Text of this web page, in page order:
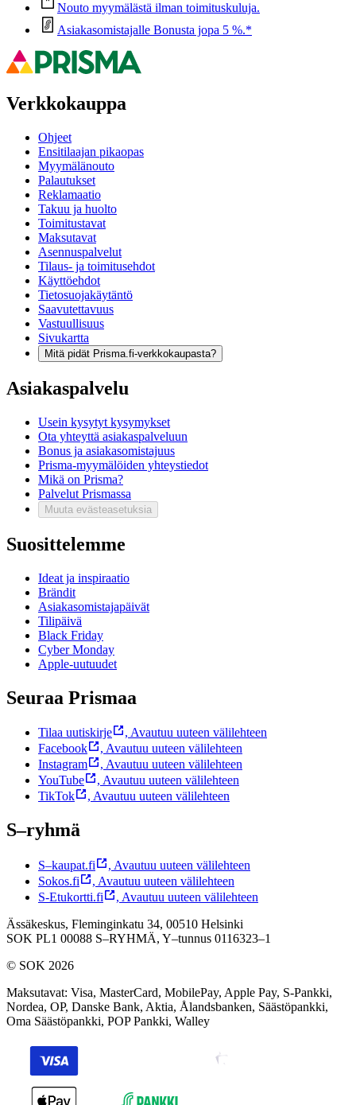
Nouto myymälästä ilman toimituskuluja.
Asiakasomistajalle Bonusta jopa 5 %.*
Verkkokauppa
Ohjeet
Ensitilaajan pikaopas
Myymälänouto
Palautukset
Reklamaatio
Takuu ja huolto
Toimitustavat
Maksutavat
Asennuspalvelut
Tilaus- ja toimitusehdot
Käyttöehdot
Tietosuojakäytäntö
Saavutettavuus
Vastuullisuus
Sivukartta
Mitä pidät Prisma.fi-verkkokaupasta?
Asiakaspalvelu
Usein kysytyt kysymykset
Ota yhteyttä asiakaspalveluun
Bonus ja asiakasomistajuus
Prisma-myymälöiden yhteystiedot
Mikä on Prisma?
Palvelut Prismassa
Muuta evästeasetuksia
Suosittelemme
Ideat ja inspiraatio
Brändit
Asiakasomistajapäivät
Tilipäivä
Black Friday
Cyber Monday
Apple-uutuudet
Seuraa Prismaa
Tilaa uutiskirje , Avautuu uuteen välilehteen
Facebook
, Avautuu uuteen välilehteen
Instagram
, Avautuu uuteen välilehteen
YouTube
, Avautuu uuteen välilehteen
TikTok
, Avautuu uuteen välilehteen
S–ryhmä
S–kaupat.fi , Avautuu uuteen välilehteen
Sokos.fi
, Avautuu uuteen välilehteen
S-Etukortti.fi
, Avautuu uuteen välilehteen
Ässäkeskus, Fleminginkatu 34, 00510 Helsinki
SOK PL1 00088 S–RYHMÄ, Y–tunnus 0116323–1
© SOK 2026
Maksutavat: Visa, MasterCard, MobilePay, Apple Pay, S-Pankki,
Nordea, OP, Danske Bank, Aktia, Ålandsbanken, Säästöpankki,
Oma Säästöpankki, POP Pankki, Walley